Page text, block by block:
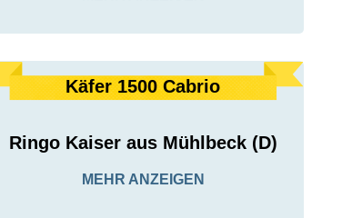
Käfer 1500 Cabrio
Ringo Kaiser aus Mühlbeck (D)
MEHR ANZEIGEN